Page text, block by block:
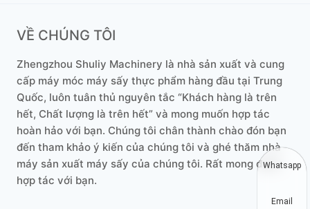
VỀ CHÚNG TÔI
Zhengzhou Shuliy Machinery là nhà sản xuất và cung
cấp máy móc máy sấy thực phẩm hàng đầu tại Trung
Quốc, luôn tuân thủ nguyên tắc “Khách hàng là trên
hết, Chất lượng là trên hết” và mong muốn hợp tác
hoàn hảo với bạn. Chúng tôi chân thành chào đón bạn
đến tham khảo ý kiến ​​của chúng tôi và ghé thăm nhà
máy sản xuất máy sấy của chúng tôi. Rất mong được
hợp tác với bạn.
Whatsapp
Email